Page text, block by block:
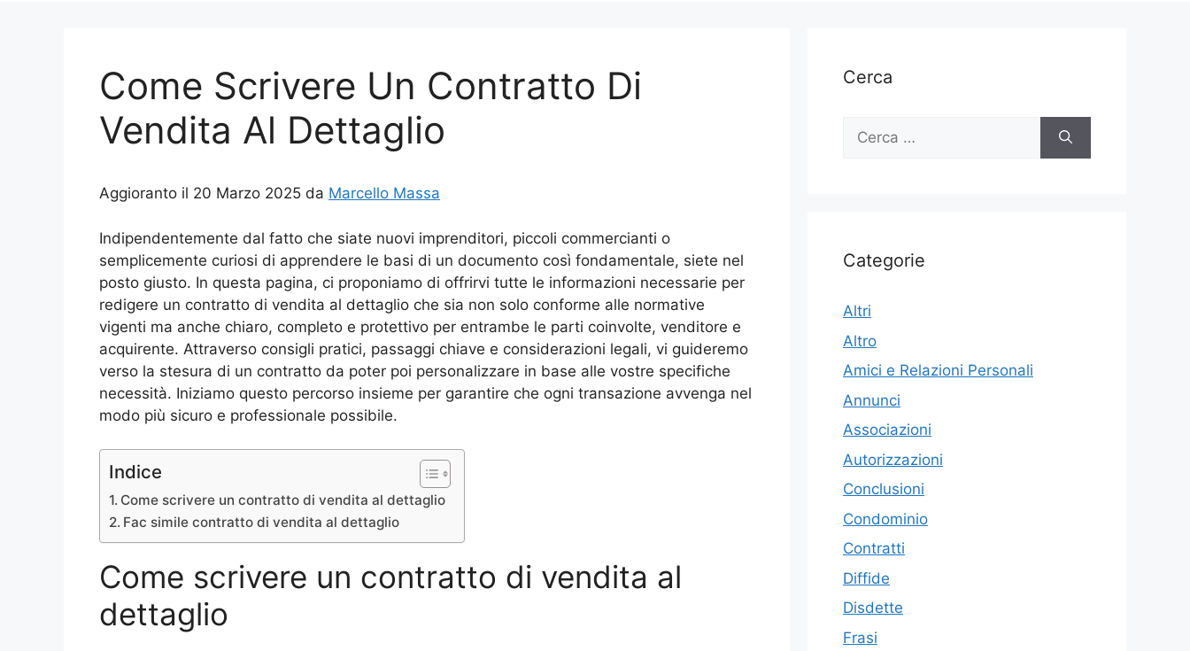
Come Scrivere Un Contratto Di
Vendita Al Dettaglio
Aggioranto il 20 Marzo 2025 da Marcello Massa
Indipendentemente dal fatto che siate nuovi imprenditori, piccoli commercianti o
semplicemente curiosi di apprendere le basi di un documento così fondamentale, siete nel
posto giusto. In questa pagina, ci proponiamo di offrirvi tutte le informazioni necessarie per
redigere un contratto di vendita al dettaglio che sia non solo conforme alle normative
vigenti ma anche chiaro, completo e protettivo per entrambe le parti coinvolte, venditore e
acquirente. Attraverso consigli pratici, passaggi chiave e considerazioni legali, vi guideremo
verso la stesura di un contratto da poter poi personalizzare in base alle vostre specifiche
necessità. Iniziamo questo percorso insieme per garantire che ogni transazione avvenga nel
modo più sicuro e professionale possibile.
Indice
Come scrivere un contratto di vendita al dettaglio
Fac simile contratto di vendita al dettaglio
Come scrivere un contratto di vendita al
dettaglio
Cerca
Ricerca
Categorie
Altri
Altro
Amici e Relazioni Personali
Annunci
Associazioni
Autorizzazioni
Conclusioni
Condominio
Contratti
Diffide
Disdette
Frasi